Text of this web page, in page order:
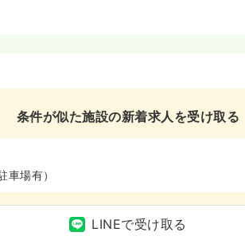
条件が似た施設の新着求人を受け取る
車場有）
LINEで受け取る